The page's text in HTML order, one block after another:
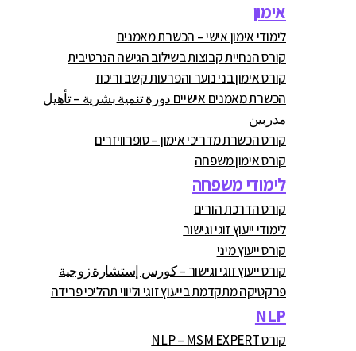
אימון
לימודי אימון אישי – הכשרת מאמנים
קורס הנחיית קבוצות בשילוב הגישה הנרטיבית
קורס אימון בני נוער והפרעות קשב וריכוז
הכשרת מאמנים אישיים دورة تنمية بشرية – تأهيل
مدربين
קורס הכשרת מדריכי אימון – סופרוויזרים
קורס אימון משפחה
לימודי משפחה
קורס הדרכת הורים
לימודי ייעוץ זוגי וגישור
קורס ייעוץ מיני
קורס ייעוץ זוגי וגישור – كورس إستشارة زوجية
פרקטיקה מתקדמת בייעוץ זוגי וליווי תהליכי פרידה
NLP
קורס NLP – MSM EXPERT